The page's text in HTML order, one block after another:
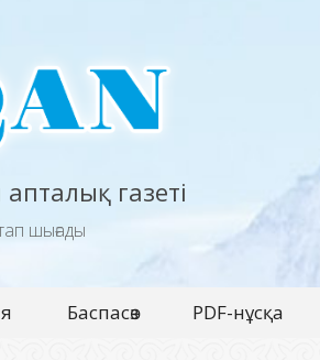
газеті
шығады
Баспасөз PDF-нұсқа